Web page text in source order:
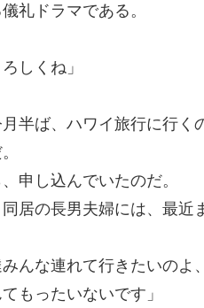
礼ドラマである。
しくね」
半ば、ハワイ旅行に行く
申し込んでいたのだ。
居の長男夫婦には、最近
みんな連れて行きたいのよ
もったいないです」